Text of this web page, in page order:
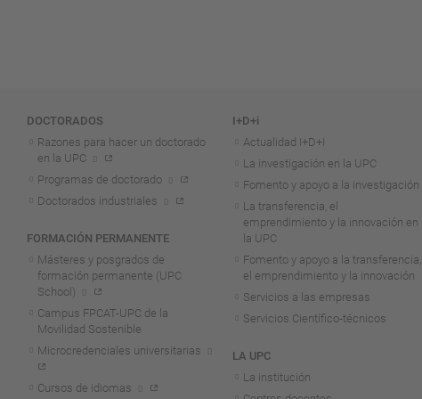
DOCTORADOS
Razones para hacer un doctorado
en la UPC
Programas de doctorado
Doctorados industriales
FORMACIÓN PERMANENTE
Másteres y posgrados de
formación permanente (UPC
School)
Campus FPCAT-UPC de la
Movilidad Sostenible
Microcredenciales universitarias
Cursos de idiomas
I+D+i
Actualidad I+D+I
La investigación en la UPC
Fomento y apoyo a la investigación
La transferencia, el
emprendimiento y la innovación en
la UPC
Fomento y apoyo a la transferencia,
el emprendimiento y la innovación
Servicios a las empresas
Servicios Científico-técnicos
LA UPC
La institución